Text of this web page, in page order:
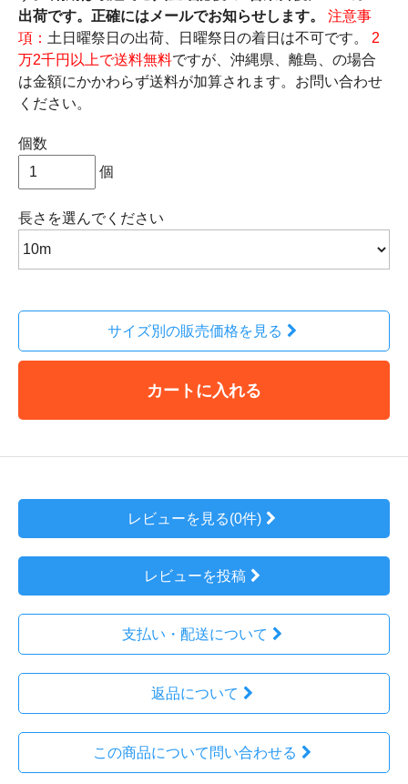
出荷です。正確にはメールでお知らせします。
注意事
項： 土日曜祭日の出荷、日曜祭日の着日は不可です。 2
万2千円以上で送料無料ですが、沖縄県、離島、の場合
は金額にかかわらず送料が加算されます。お問い合わせ
ください。
個数
個
長さ を選んでください
サイズ別の販売価格を見る
カートに入れる
レビューを見る(0件)
レビューを投稿
支払い・配送について
返品について
この商品について問い合わせる